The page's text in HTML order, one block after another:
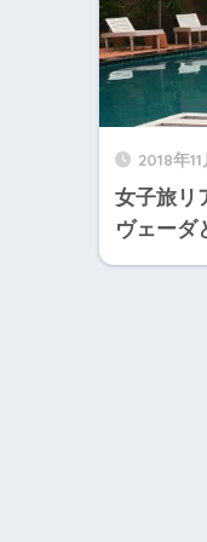
2018年11
女子旅リ
ヴェーダ